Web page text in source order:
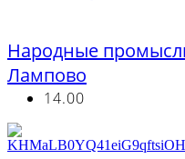
Народные
Лампово
14.00